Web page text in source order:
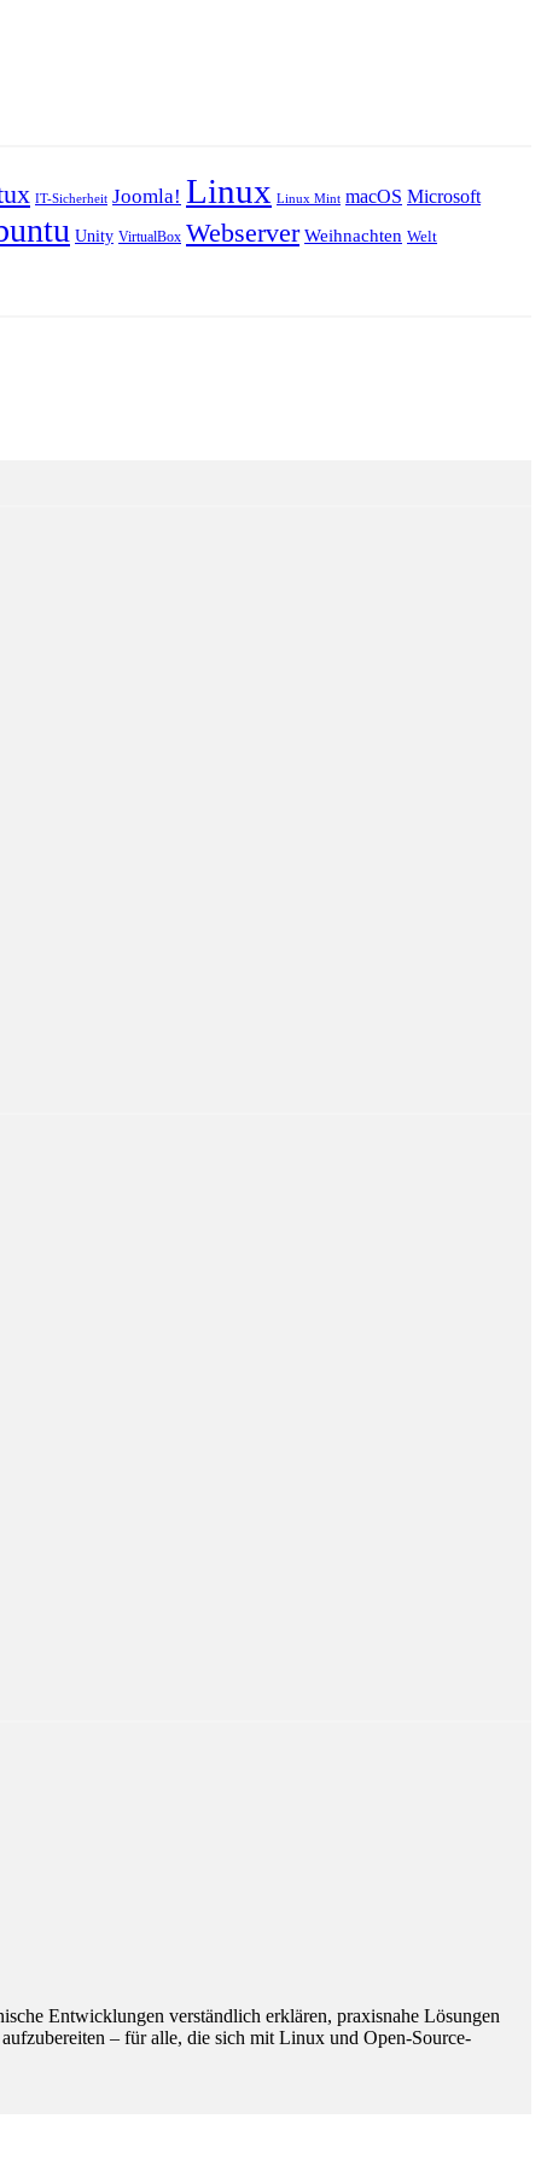
IT-Sicherheit Joomla! Linux Linux Mint macOS Microsoft
Unity VirtualBox Webserver Weihnachten Welt
Entwicklungen verständlich erklären, praxisnahe Lösungen
– für alle, die sich mit Linux und Open-Source-